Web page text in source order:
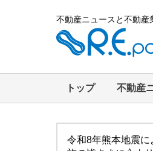
不動産ニュースと不動産
トップ 不動産
令和8年熊本地震